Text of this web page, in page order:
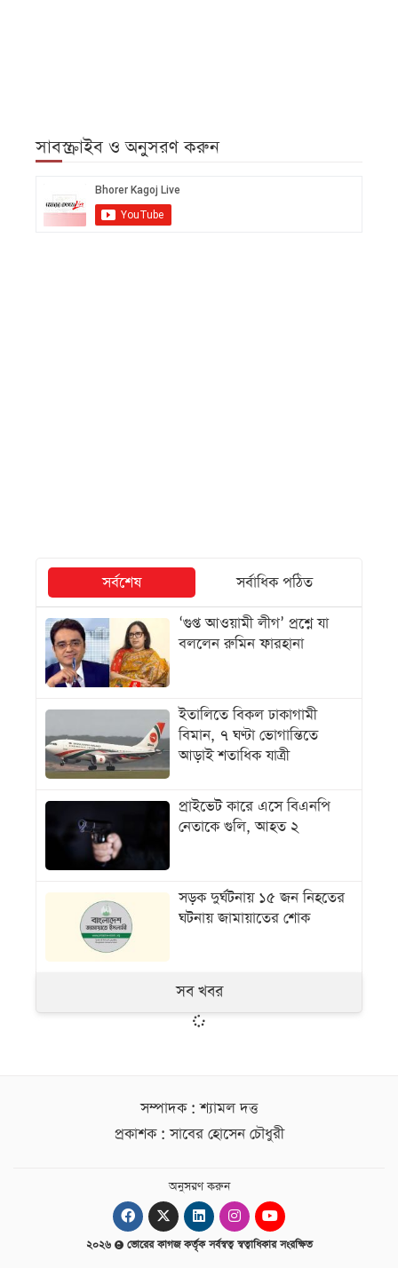
পত্রিকা
পেপার
সাবস্ক্রাইব ও অনুসরণ করুন
সর্বশেষ
সর্বাধিক পঠিত
‘গুপ্ত আওয়ামী লীগ’ প্রশ্নে যা
বললেন রুমিন ফারহানা
ইতালিতে বিকল ঢাকাগামী
বিমান, ৭ ঘণ্টা ভোগান্তিতে
আড়াই শতাধিক যাত্রী
প্রাইভেট কারে এসে বিএনপি
নেতাকে গুলি, আহত ২
সড়ক দুর্ঘটনায় ১৫ জন নিহতের
ঘটনায় জামায়াতের শোক
সব খবর
সম্পাদক : শ্যামল দত্ত
প্রকাশক : সাবের হোসেন চৌধুরী
অনুসরণ করুন
২০২৬ ভোরের কাগজ কর্তৃক সর্বস্বত্ব স্বত্বাধিকার সংরক্ষিত